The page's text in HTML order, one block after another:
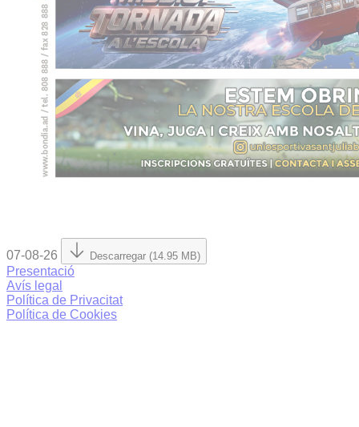
07-08-26 Descarregar (14.95 MB)
Presentació
Avís legal
Política de Privacitat
Política de Cookies